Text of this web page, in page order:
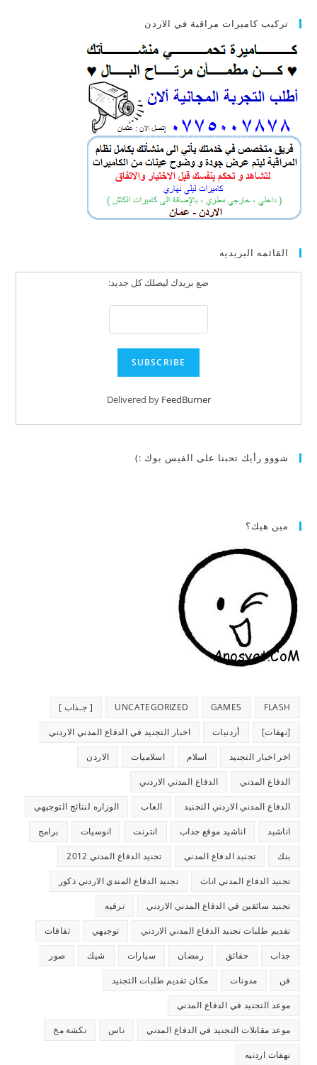
تركيب كاميرات مراقبة في الاردن
القائمه البريديه
ضع بريدك ليصلك كل جديد:
Delivered by FeedBurner
شووو رأيك تحبنا على الفيس بوك :)
مين هيك؟
FLASH
GAMES
UNCATEGORIZED [ جـذاب ]
[نهفات] أردنيات اخبار التجنيد في الدفاع المدني الاردني
اخر اخبار التجنيد اسلام اسلاميات الاردن
الدفاع المدني الدفاع المدني الاردني
الدفاع المدني الاردني التجنيد العاب الوزاره لنتائج التوجيهي
اناشيد اناشيد موقع جذاب انترنت انوسيات برامج
بنك تجنيد الدفاع المدني تجنيد الدفاع المدني 2012
تجنيد الدفاع المدني اناث تجنيد الدفاع المندي الاردني ذكور
تجنيد سائقين في الدفاع المدني الاردني ترفيه
تقديم طلبات تجنيد الدفاع المدني الاردني توجيهي ثقافات
جذاب حقائق رمضان سيارات شيك صور
فن مدونات مكان تقديم طلبات التجنيد
موعد التجنيد في الدفاع المدني
موعد مقابلات التجنيد في الدفاع المدني ناس نكشة مخ
نهفات اردنيه